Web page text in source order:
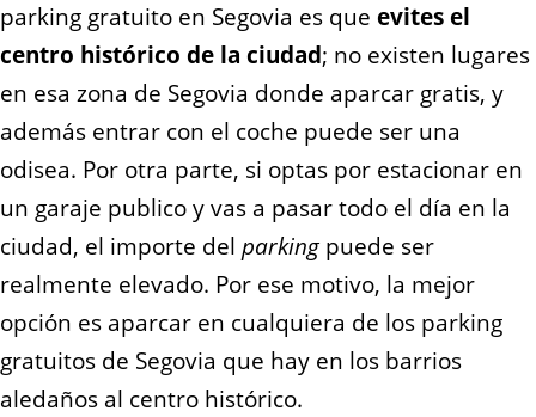
parking gratuito en Segovia es que evites el
centro histórico de la ciudad; no existen lugares
en esa zona de Segovia donde aparcar gratis, y
además entrar con el coche puede ser una
odisea. Por otra parte, si optas por estacionar en
un garaje publico y vas a pasar todo el día en la
ciudad, el importe del parking puede ser
realmente elevado. Por ese motivo, la mejor
opción es aparcar en cualquiera de los parking
gratuitos de Segovia que hay en los barrios
aledaños al centro histórico.